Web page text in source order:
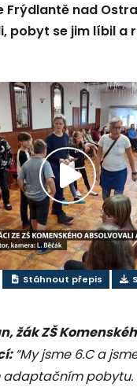
Frýdlantě nad
pobyt se jim líbil a
video
Stáhnout přepis
žák ZŠ
“My jsme 6.C a
pobytu.